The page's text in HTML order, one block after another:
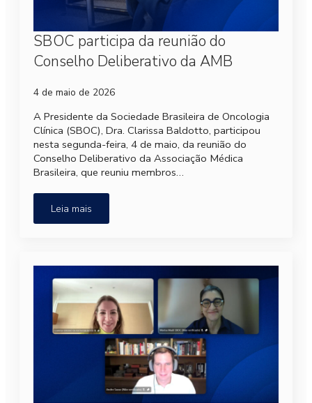
SBOC participa da reunião do
Conselho Deliberativo da AMB
4 de maio de 2026
A Presidente da Sociedade Brasileira de Oncologia
Clínica (SBOC), Dra. Clarissa Baldotto, participou
nesta segunda-feira, 4 de maio, da reunião do
Conselho Deliberativo da Associação Médica
Brasileira, que reuniu membros…
Leia mais